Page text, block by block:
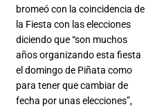
bromeó con la coincidencia de
la Fiesta con las elecciones
diciendo que “son muchos
años organizando esta fiesta
el domingo de Piñata como
para tener que cambiar de
fecha por unas elecciones”,